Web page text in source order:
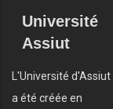
Université
Assiut
L'Université d'Assiut
a été créée en